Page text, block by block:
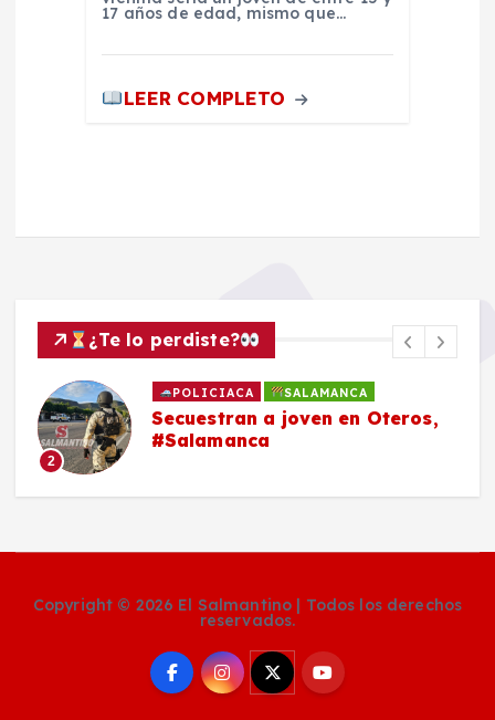
17 años de edad, mismo que…
LEER COMPLETO
¿Te lo perdiste?
2
POLICIACA SALAMANCA
Secuestran a joven en Oteros,
#Salamanca
Copyright © 2026 El Salmantino | Todos los derechos
reservados.